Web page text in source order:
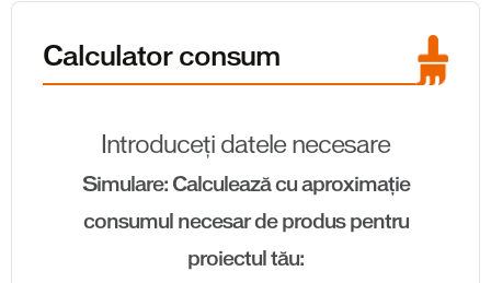
Calculator consum
Introduceți datele necesare
Simulare: Calculează cu aproximație
consumul necesar de produs pentru
proiectul tău: